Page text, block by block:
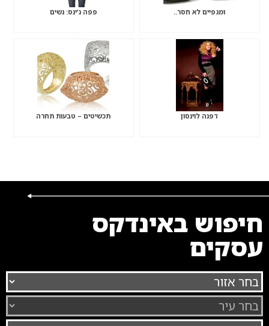
ומגפיים לא חסר.. פפה ג’ינס: נשים
דפנה לוינסון תכשיטים – טבעות תחרה
חיפוש באינדקס
עסקים